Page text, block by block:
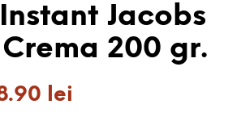
Jacobs
200 gr.
lei